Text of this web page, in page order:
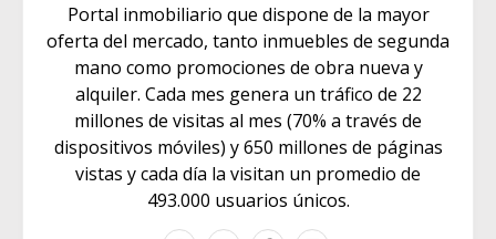
Portal inmobiliario que dispone de la mayor
oferta del mercado, tanto inmuebles de segunda
mano como promociones de obra nueva y
alquiler. Cada mes genera un tráfico de 22
millones de visitas al mes (70% a través de
dispositivos móviles) y 650 millones de páginas
vistas y cada día la visitan un promedio de
493.000 usuarios únicos.